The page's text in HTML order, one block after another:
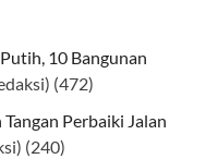
10 Bangunan
(472)
Perbaiki Jalan
(240)